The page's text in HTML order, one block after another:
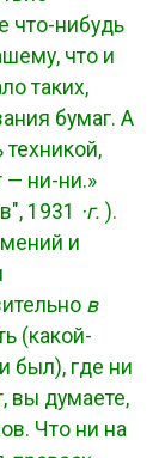
что-нибудь
что и
таких,
бумаг. А
техникой,
— ни-ни.»
1931 ·г. ).
и
в
(какой-
был), где ни
вы думаете,
Что ни на